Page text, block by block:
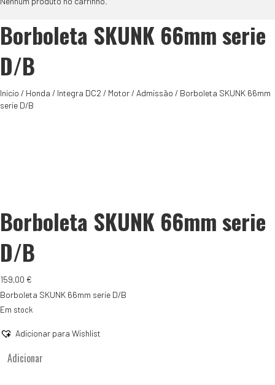
Borboleta SKUNK 66mm serie
D/B
Início / Honda / Integra DC2 / Motor/ Admissão / Borboleta SKUNK 66mm
serie D/B
Borboleta SKUNK 66mm serie
D/B
159,00 €
Borboleta SKUNK 66mm serie D/B
Em stock
Adicionar para Wishlist
Quantidade
Adicionar